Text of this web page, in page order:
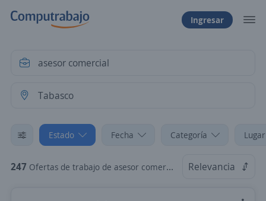
Ingresar
Estado Fecha Categoría
247 Ofertas de trabajo de asesor comercial en Tabasco Relevancia